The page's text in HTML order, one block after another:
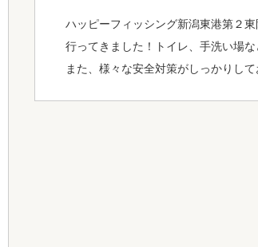
ハッピーフィッシング新潟東港第２
行ってきました！トイレ、手洗い場
また、様々な安全対策がしっかりし